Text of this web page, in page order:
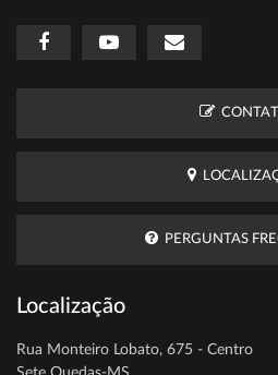
PERGUNTAS
Localização
Rua Monteiro Lobato, 675 - Centro